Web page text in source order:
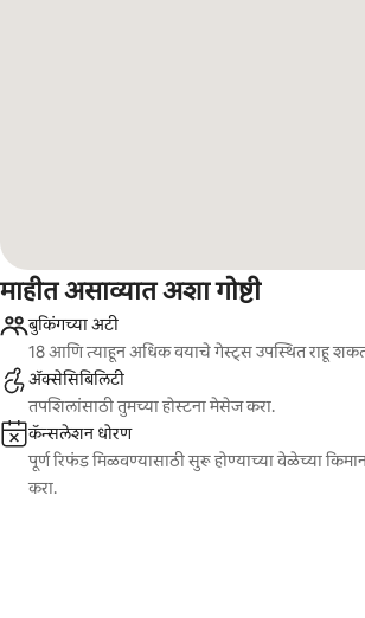
माहीत असाव्यात अशा गोष्टी
बुकिंगच्या अटी
18 आणि त्याहून अधिक वयाचे गेस्ट्स उपस्थित राहू
ॲक्सेसिबिलिटी
तपशिलांसाठी तुमच्या होस्टना मेसेज करा.
कॅन्सलेशन धोरण
पूर्ण रिफंड मिळवण्यासाठी सुरू होण्याच्या वेळेच्या
करा.